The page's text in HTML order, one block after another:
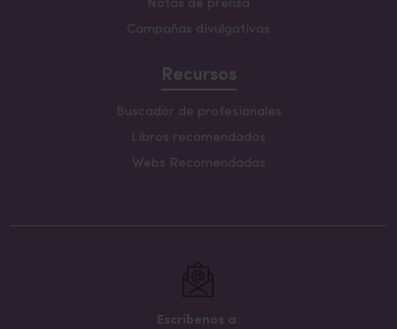
Notas de prensa
Campañas divulgativas
Recursos
Buscador de profesionales
Libros recomendados
Webs Recomendadas
Escribenos a: